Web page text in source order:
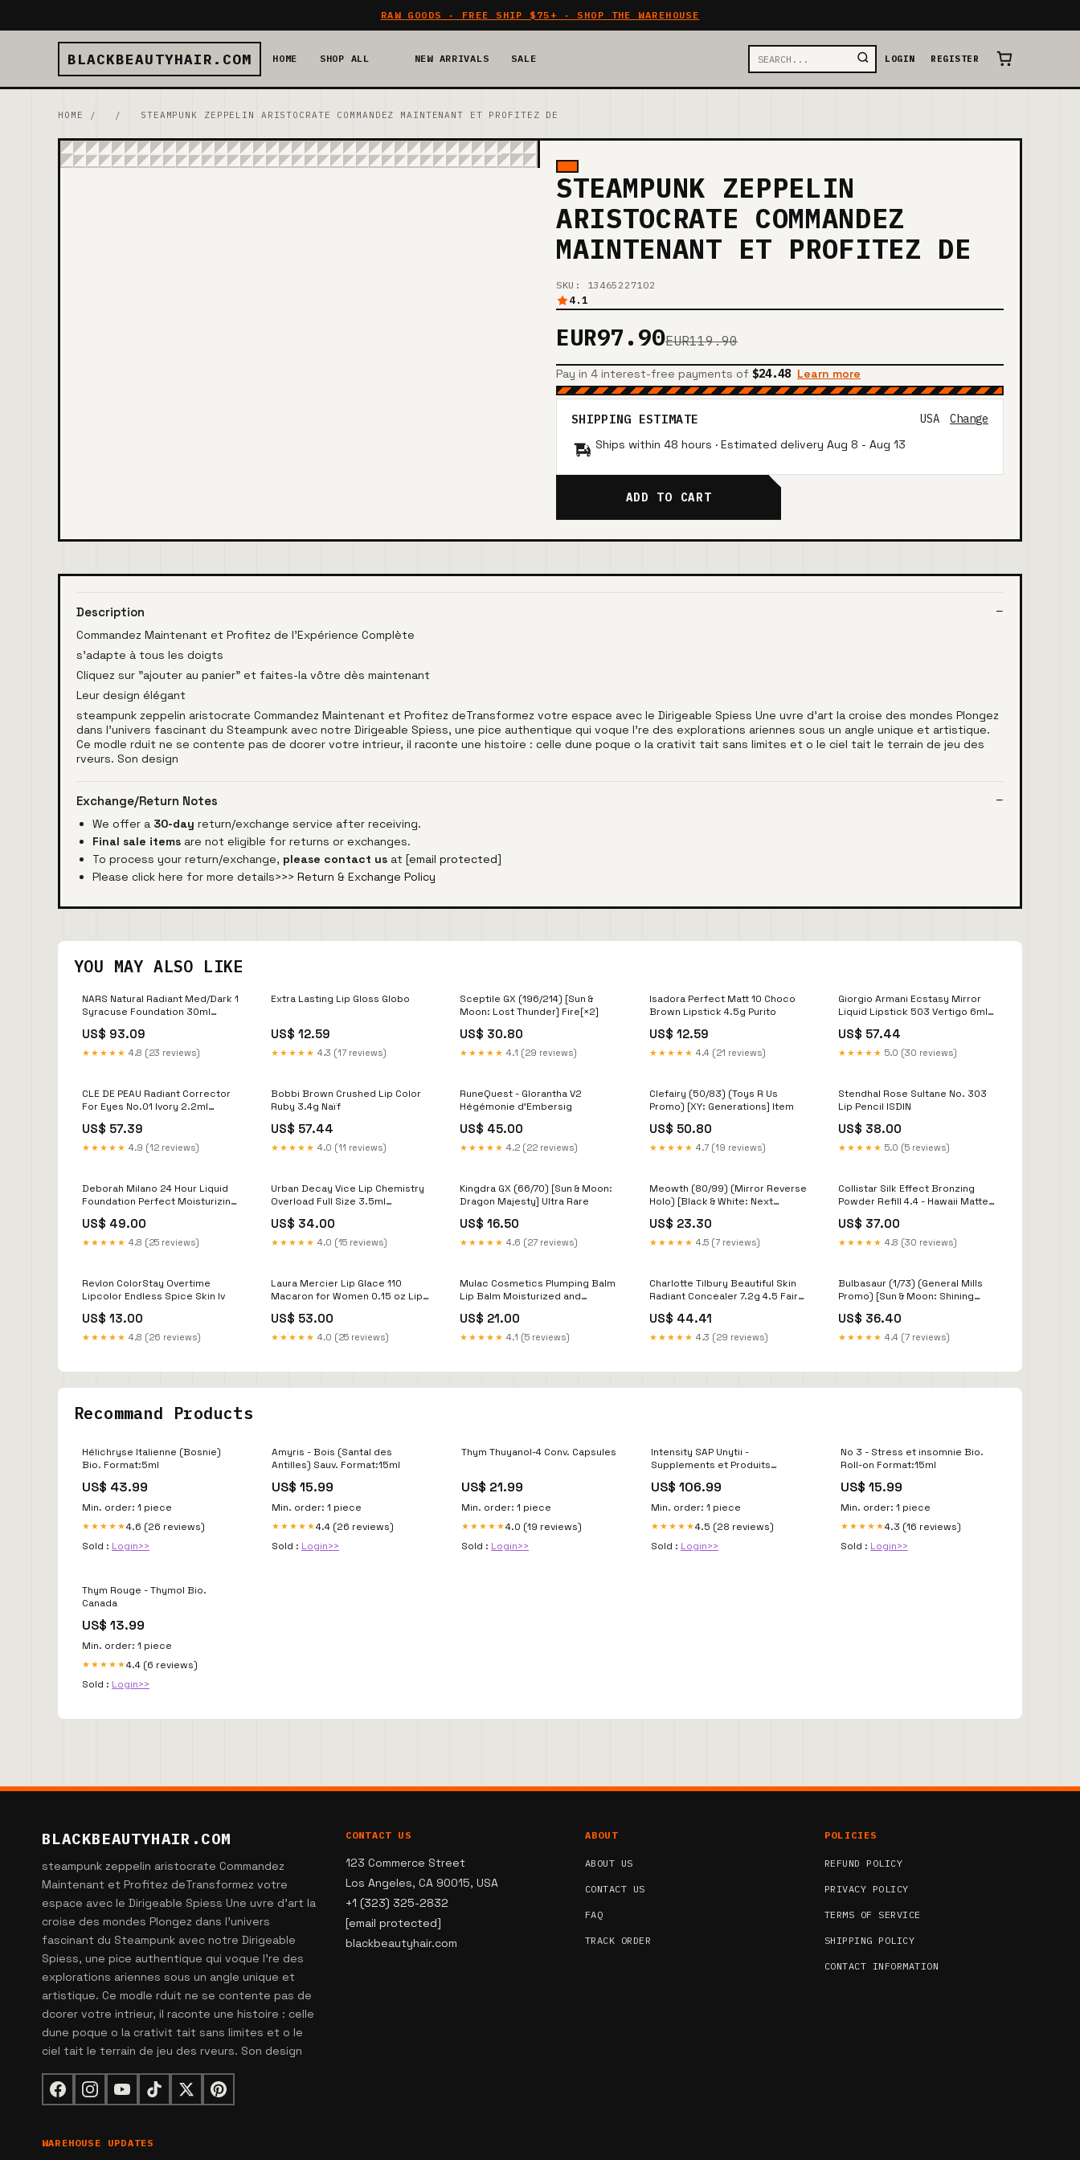
RAW GOODS · FREE SHIP $75+ · SHOP THE WAREHOUSE
BLACKBEAUTYHAIR.COM HOME SHOP ALL NEW ARRIVALS SALE LOGIN REGISTER
HOME / / STEAMPUNK ZEPPELIN ARISTOCRATE COMMANDEZ MAINTENANT ET PROFITEZ DE
STEAMPUNK ZEPPELIN
ARISTOCRATE COMMANDEZ
MAINTENANT ET PROFITEZ DE
SKU: 13465227102
4.1
EUR97.90EUR119.90
Pay in 4 interest-free payments of $24.48 Learn more
SHIPPING ESTIMATE USA
Change
Ships within 48 hours · Estimated delivery Aug 8 - Aug 13
ADD TO CART
Description
Commandez Maintenant et Profitez de l'Expérience Complète
s’adapte à tous les doigts
Cliquez sur "ajouter au panier" et faites-la vôtre dès maintenant
Leur design élégant
steampunk zeppelin aristocrate Commandez Maintenant et Profitez deTransformez votre espace avec le Dirigeable Spiess Une uvre d'art la croise des mondes Plongez
dans l'univers fascinant du Steampunk avec notre Dirigeable Spiess, une pice authentique qui voque l're des explorations ariennes sous un angle unique et artistique.
Ce modle rduit ne se contente pas de dcorer votre intrieur, il raconte une histoire : celle dune poque o la crativit tait sans limites et o le ciel tait le terrain de jeu des
rveurs. Son design
Exchange/Return Notes
We offer a 30-day return/exchange service after receiving.
Final sale items are not eligible for returns or exchanges.
To process your return/exchange, please contact us at [email protected]
Please click here for more details>>> Return & Exchange Policy
YOU MAY ALSO LIKE
NARS Natural Radiant Med/Dark 1
Syracuse Foundation 30ml
US$ 93.09
★★★★★ 4.8 (23 reviews)
Extra Lasting Lip Gloss Globo
US$ 12.59
★★★★★ 4.3 (17 reviews)
Sceptile GX (196/214) [Sun &
Moon: Lost Thunder] Fire[×2]
US$ 30.80
★★★★★ 4.1 (29 reviews)
Isadora Perfect Matt 10 Choco
Brown Lipstick 4.5g Purito
US$ 12.59
★★★★★ 4.4 (21 reviews)
Giorgio Armani Ecstasy Mirror
Liquid Lipstick 503 Vertigo 6ml
US$ 57.44
★★★★★ 5.0 (30 reviews)
CLE DE PEAU Radiant Corrector
For Eyes No.01 Ivory 2.2ml
US$ 57.39
★★★★★ 4.9 (12 reviews)
Bobbi Brown Crushed Lip Color
Ruby 3.4g Naïf
US$ 57.44
★★★★★ 4.0 (11 reviews)
RuneQuest - Glorantha V2
Hégémonie d'Embersig
US$ 45.00
★★★★★ 4.2 (22 reviews)
Clefairy (50/83) (Toys R Us
Promo) [XY: Generations] Item
US$ 50.80
★★★★★ 4.7 (19 reviews)
Stendhal Rose Sultane No. 303
Lip Pencil ISDIN
US$ 38.00
★★★★★ 5.0 (5 reviews)
Deborah Milano 24 Hour Liquid
Foundation Perfect Moisturizing
Sesderma
US$ 49.00
★★★★★ 4.8 (25 reviews)
Urban Decay Vice Lip Chemistry
Overload Full Size 3.5ml
US$ 34.00
★★★★★ 4.0 (15 reviews)
Kingdra GX (66/70) [Sun & Moon:
Dragon Majesty] Ultra Rare
US$ 16.50
★★★★★ 4.6 (27 reviews)
Meowth (80/99) (Mirror Reverse
Holo) [Black & White: Next
US$ 23.30
★★★★★ 4.5 (7 reviews)
Collistar Silk Effect Bronzing
Powder Refill 4.4 - Hawaii Matte
US$ 37.00
★★★★★ 4.8 (30 reviews)
Revlon ColorStay Overtime
Lipcolor Endless Spice Skin Iv
US$ 13.00
★★★★★ 4.8 (26 reviews)
Laura Mercier Lip Glace 110
Macaron for Women 0.15 oz Lip
US$ 53.00
★★★★★ 4.0 (25 reviews)
Mulac Cosmetics Plumping Balm
Lip Balm Moisturized and
US$ 21.00
★★★★★ 4.1 (5 reviews)
Charlotte Tilbury Beautiful Skin
Radiant Concealer 7.2g 4.5 Fair
US$ 44.41
★★★★★ 4.3 (29 reviews)
Bulbasaur (1/73) (General Mills
Promo) [Sun & Moon: Shining
US$ 36.40
★★★★★ 4.4 (7 reviews)
Recommand Products
Hélichryse Italienne (Bosnie)
Bio. Format:5ml
US$ 43.99
Min. order: 1 piece
★★★★★4.6 (26 reviews)
Sold : Login>>
Amyris - Bois (Santal des
Antilles) Sauv. Format:15ml
US$ 15.99
Min. order: 1 piece
★★★★★4.4 (26 reviews)
Sold : Login>>
Thym Thuyanol-4 Conv. Capsules
US$ 21.99
Min. order: 1 piece
★★★★★4.0 (19 reviews)
Sold : Login>>
Intensity SAP Unytii -
Supplements et Produits
US$ 106.99
Min. order: 1 piece
★★★★★4.5 (28 reviews)
Sold : Login>>
No 3 - Stress et insomnie Bio.
Roll-on Format:15ml
US$ 15.99
Min. order: 1 piece
★★★★★4.3 (16 reviews)
Sold : Login>>
Thym Rouge - Thymol Bio.
Canada
US$ 13.99
Min. order: 1 piece
★★★★★4.4 (6 reviews)
Sold : Login>>
BLACKBEAUTYHAIR.COM
steampunk zeppelin aristocrate Commandez
Maintenant et Profitez deTransformez votre
espace avec le Dirigeable Spiess Une uvre d'art la
croise des mondes Plongez dans l'univers
fascinant du Steampunk avec notre Dirigeable
Spiess, une pice authentique qui voque l're des
explorations ariennes sous un angle unique et
artistique. Ce modle rduit ne se contente pas de
dcorer votre intrieur, il raconte une histoire : celle
dune poque o la crativit tait sans limites et o le
ciel tait le terrain de jeu des rveurs. Son design
CONTACT US
123 Commerce Street
Los Angeles, CA 90015, USA
+1 (323) 325-2832
[email protected]
blackbeautyhair.com
ABOUT
ABOUT US
CONTACT US
FAQ
TRACK ORDER
POLICIES
REFUND POLICY
PRIVACY POLICY
TERMS OF SERVICE
SHIPPING POLICY
CONTACT INFORMATION
WAREHOUSE UPDATES